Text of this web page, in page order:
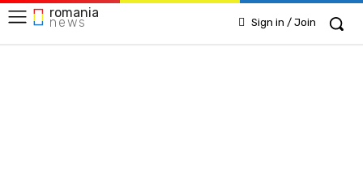
romania
news Sign in / Join